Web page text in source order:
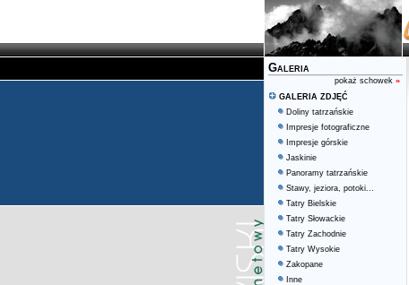
Galeria
pokaż schowek »
GALERIA ZDJĘĆ
Doliny tatrzańskie
Impresje fotograficzne
Impresje górskie
Jaskinie
Panoramy tatrzańskie
Stawy, jeziora, potoki...
Tatry Bielskie
Tatry Słowackie
Tatry Zachodnie
Tatry Wysokie
Zakopane
Inne